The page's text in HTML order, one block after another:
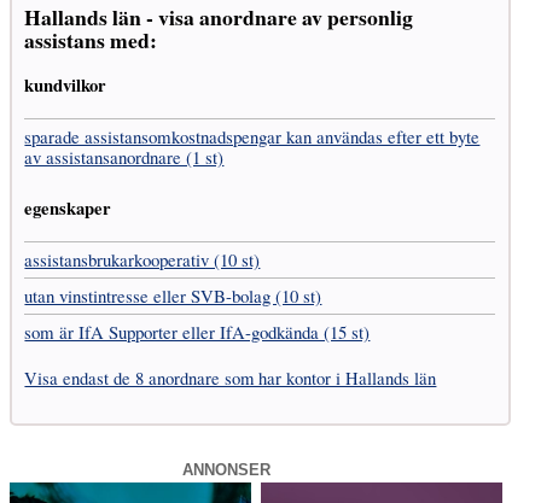
Hallands län - visa anordnare av personlig
assistans med:
kundvilkor
sparade assistans­omkostnads­pengar kan användas efter ett byte
av assistans­anordnare (1 st)
egenskaper
assistans­brukar­kooperativ (10 st)
utan vinst­intresse eller SVB-bolag (10 st)
som är IfA Supporter eller IfA-godkända (15 st)
Visa endast de 8 anordnare som har kontor i Hallands län
ANNONSER